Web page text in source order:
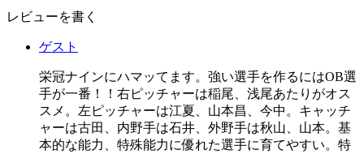
レビューを書く
ゲスト
栄冠ナインにハマッてます。強い選手を作るにはOB選
手が一番！！右ピッチャーは稲尾、浅尾あたりがオス
スメ。左ピッチャーは江夏、山本昌、今中。キャッチ
ャーは古田、内野手は石井、外野手は秋山、山本。基
本的な能力、特殊能力に優れた選手に育てやすい。特